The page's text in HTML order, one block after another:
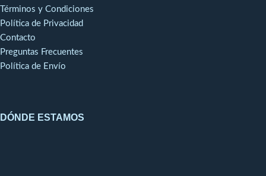
Términos y Condiciones
Política de Privacidad
Contacto
Preguntas Frecuentes
Política de Envío
DÓNDE ESTAMOS